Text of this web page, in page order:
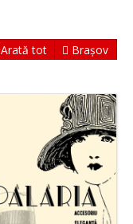
Arată tot Brașov